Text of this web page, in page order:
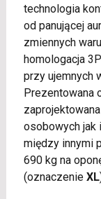
technologia
od panującej
zmiennych
homologacja
przy ujemnych
Prezentowana
osobowych jak
między innymi
690 kg na
(oznaczenie XL